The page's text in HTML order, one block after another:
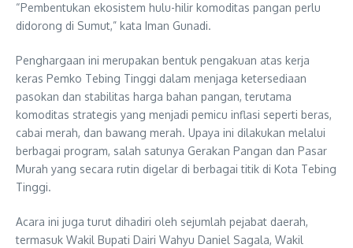
“Pembentukan ekosistem hulu-hilir komoditas pangan perlu
didorong di Sumut,” kata Iman Gunadi.
Penghargaan ini merupakan bentuk pengakuan atas kerja
keras Pemko Tebing Tinggi dalam menjaga ketersediaan
pasokan dan stabilitas harga bahan pangan, terutama
komoditas strategis yang menjadi pemicu inflasi seperti beras,
cabai merah, dan bawang merah. Upaya ini dilakukan melalui
berbagai program, salah satunya Gerakan Pangan dan Pasar
Murah yang secara rutin digelar di berbagai titik di Kota Tebing
Tinggi.
Acara ini juga turut dihadiri oleh sejumlah pejabat daerah,
termasuk Wakil Bupati Dairi Wahyu Daniel Sagala, Wakil